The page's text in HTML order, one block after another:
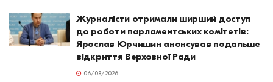
Журналісти отримали ширший доступ
до роботи парламентських комітетів:
Ярослав Юрчишин анонсував подальше
відкриття Верховної Ради
06/08/2026